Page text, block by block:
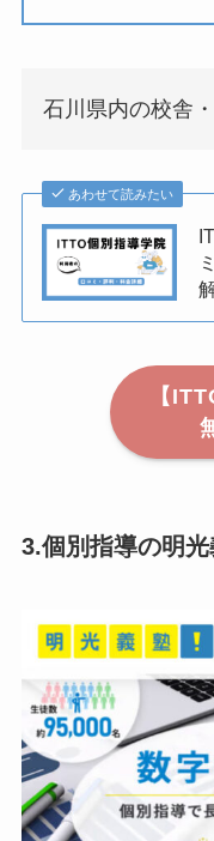
石川県内の校舎
あわせて読みたい
【
3.個別指導の明